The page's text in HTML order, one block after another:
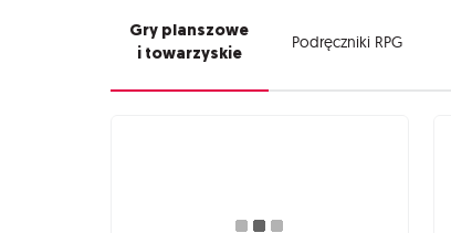
Gry planszowe
i towarzyskie
Podręczniki RPG